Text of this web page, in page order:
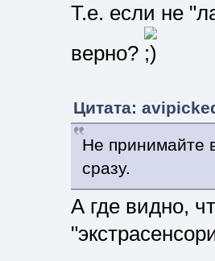
Т.е. если не
верно?
Цитата:
Не принимайте
сразу.
А где видно,